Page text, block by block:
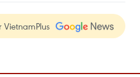
VietnamPlus